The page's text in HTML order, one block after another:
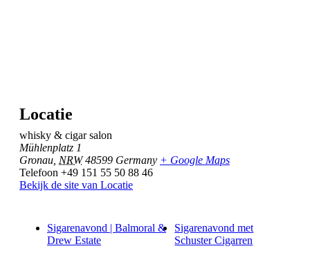
Locatie
whisky & cigar salon
Mühlenplatz 1
Gronau NRW 48599 Germany + Google Maps
Telefoon +49 151 55 50 88 46
Bekijk de site van Locatie
Sigarenavond | Balmoral &
Drew Estate
Sigarenavond met
Schuster Cigarren